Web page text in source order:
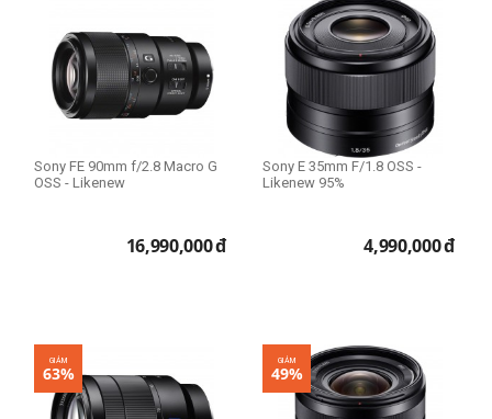
Sony FE 90mm f/2.8 Macro G
OSS - Likenew
16,990,000đ
Sony E 35mm F/1.8 OSS -
Likenew 95%
4,990,000đ
GIẢM
63%
GIẢM
49%